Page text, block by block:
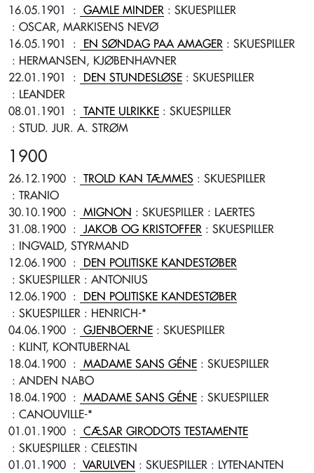
16.05.1901
: GAMLE MINDER : SKUESPILLER
: OSCAR, MARKISENS NEVØ
16.05.1901
: EN SØNDAG PAA AMAGER : SKUESPILLER
: HERMANSEN, KJØBENHAVNER
22.01.1901
: DEN STUNDESLØSE : SKUESPILLER
: LEANDER
08.01.1901
: TANTE ULRIKKE : SKUESPILLER
: STUD. JUR. A. STRØM
1900
26.12.1900 : TROLD KAN TÆMMES : SKUESPILLER
: TRANIO
30.10.1900 : MIGNON : SKUESPILLER : LAERTES
31.08.1900 : JAKOB OG KRISTOFFER : SKUESPILLER
: INGVALD, STYRMAND
12.06.1900 :
DEN POLITISKE KANDESTØBER
: SKUESPILLER : ANTONIUS
12.06.1900 :
DEN POLITISKE KANDESTØBER
: SKUESPILLER : HENRICH-*
04.06.1900 : GJENBOERNE : SKUESPILLER
: KLINT, KONTUBERNAL
18.04.1900 : MADAME SANS GÉNE : SKUESPILLER
: ANDEN NABO
18.04.1900 : MADAME SANS GÉNE : SKUESPILLER
: CANOUVILLE-*
01.01.1900 :
CÆSAR GIRODOTS TESTAMENTE
: SKUESPILLER : CELESTIN
01.01.1900 : VARULVEN : SKUESPILLER : LYTENANTEN